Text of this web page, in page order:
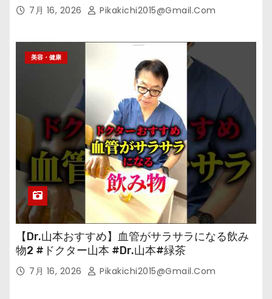
7月 16, 2026 Pikakichi2015@gmail.com
美容・健康
【Dr.山本おすすめ】血管がサラサラになる飲み
物2 #ドクター山本 #Dr.山本#緑茶
7月 16, 2026 Pikakichi2015@gmail.com